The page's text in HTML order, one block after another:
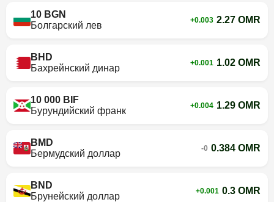
10 BGN
Болгарский лев
+0.003 2.27 OMR
BHD
Бахрейнский динар
+0.001 1.02 OMR
10 000 BIF
Бурундийский франк
+0.004 1.29 OMR
BMD
Бермудский доллар
-0 0.384 OMR
BND
Брунейский доллар
+0.001 0.3 OMR